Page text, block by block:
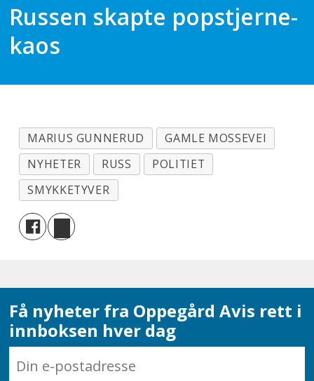
Russen skapte popstjerne-
kaos
MARIUS GUNNERUD
GAMLE MOSSEVEI
NYHETER
RUSS
POLITIET
SMYKKETYVER
Få nyheter fra Oppegård Avis rett i
innboksen hver dag